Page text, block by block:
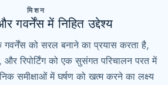
मिशन
गवर्नेंस में निहित उद्देश्य
गवर्नेंस को सरल बनाने का प्रयास करता है,
रिपोर्टिंग को एक सुसंगत परिचालन परत में
समीक्षाओं में घर्षण को खत्म करने का लक्ष्य